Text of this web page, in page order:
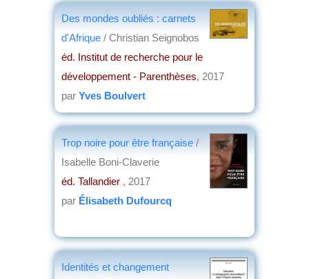
Des mondes oubliés : carnets
d'Afrique / Christian Seignobos
éd. Institut de recherche pour le
développement - Parenthèses, 2017
par Yves Boulvert
Trop noire pour être française /
Isabelle Boni-Claverie
éd. Tallandier , 2017
par Élisabeth Dufourcq
Identités et changement